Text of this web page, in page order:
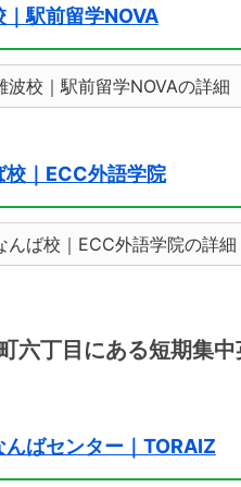
｜駅前留学NOVA
波校｜駅前留学NOVAの詳細
校｜ECC外語学院
んば校｜ECC外語学院の詳細
六丁目にある短期集
んばセンター｜TORAIZ